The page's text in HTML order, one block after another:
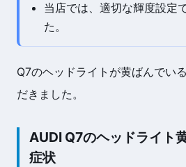
当店では、適切な輝度設定
た。
Q7のヘッドライトが黄ばんでい
だきました。
AUDI Q7のヘッドライト
症状